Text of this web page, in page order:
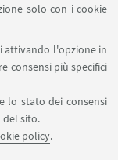
solo con i cookie
attivando l'opzione in
consensi più specifici
lo stato dei consensi
del sito.
policy.